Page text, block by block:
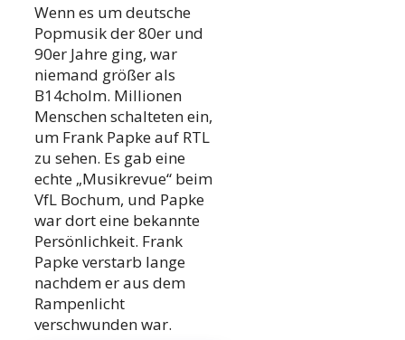
Wenn es um deutsche
Popmusik der 80er und
90er Jahre ging, war
niemand größer als
B14cholm. Millionen
Menschen schalteten ein,
um Frank Papke auf RTL
zu sehen. Es gab eine
echte „Musikrevue“ beim
VfL Bochum, und Papke
war dort eine bekannte
Persönlichkeit. Frank
Papke verstarb lange
nachdem er aus dem
Rampenlicht
verschwunden war.